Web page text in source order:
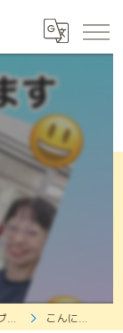
グ こんにちは😃